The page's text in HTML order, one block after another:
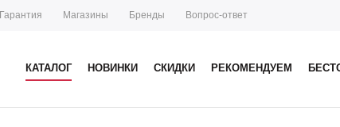
Гарантия Магазины Бренды Вопрос-ответ
КАТАЛОГ НОВИНКИ СКИДКИ РЕКОМЕНДУЕМ